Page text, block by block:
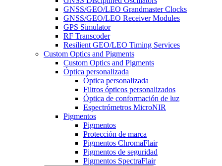
GNSS/GEO/LEO Grandmaster Clocks
GNSS/GEO/LEO Receiver Modules
GPS Simulator
RF Transcoder
Resilient GEO/LEO Timing Services
Custom Optics and Pigments
Custom Optics and Pigments
Óptica personalizada
Óptica personalizada
Filtros ópticos personalizados
Óptica de conformación de luz
Espectrómetros MicroNIR
Pigmentos
Pigmentos
Protección de marca
Pigmentos ChromaFlair
Pigmentos de seguridad
Pigmentos SpectraFlair